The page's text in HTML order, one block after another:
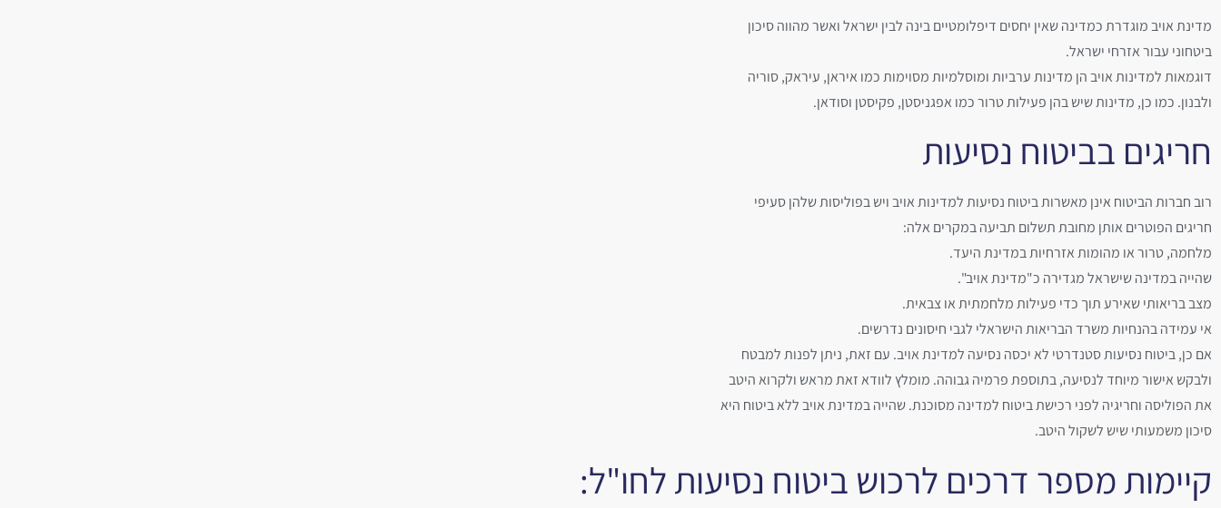
מדינת אויב מוגדרת כמדינה שאין יחסים דיפלומטיים בינה לבין ישראל ואשר מהווה סיכון
ביטחוני עבור אזרחי ישראל.
דוגמאות למדינות אויב הן מדינות ערביות ומוסלמיות מסוימות כמו איראן, עיראק, סוריה
ולבנון. כמו כן, מדינות שיש בהן פעילות טרור כמו אפגניסטן, פקיסטן וסודאן.
חריגים בביטוח נסיעות
רוב חברות הביטוח אינן מאשרות ביטוח נסיעות למדינות אויב ויש בפוליסות שלהן סעיפי
חריגים הפוטרים אותן מחובת תשלום תביעה במקרים אלה:
מלחמה, טרור או מהומות אזרחיות במדינת היעד.
שהייה במדינה שישראל מגדירה כ"מדינת אויב".
מצב בריאותי שאירע תוך כדי פעילות מלחמתית או צבאית.
אי עמידה בהנחיות משרד הבריאות הישראלי לגבי חיסונים נדרשים.
אם כן, ביטוח נסיעות סטנדרטי לא יכסה נסיעה למדינת אויב. עם זאת, ניתן לפנות למבטח
ולבקש אישור מיוחד לנסיעה, בתוספת פרמיה גבוהה. מומלץ לוודא זאת מראש ולקרוא היטב
את הפוליסה וחריגיה לפני רכישת ביטוח למדינה מסוכנת. שהייה במדינת אויב ללא ביטוח היא
סיכון משמעותי שיש לשקול היטב.
קיימות מספר דרכים לרכוש ביטוח נסיעות לחו"ל: